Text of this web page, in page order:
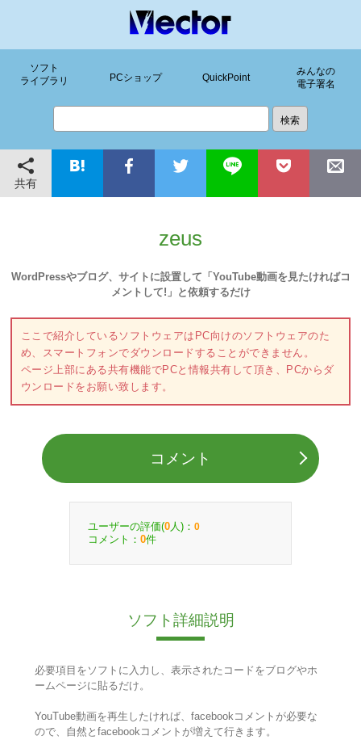
ソフト
ライブラリ
PCショップ QuickPoint
みんなの
電子署名
共有
zeus
WordPressやブログ、サイトに設置して「YouTube動画を見たければコ
メントして!」と依頼するだけ
ここで紹介しているソフトウェアはPC向けのソフトウェアのた
め、スマートフォンでダウンロードすることができません。
ページ上部にある共有機能でPCと情報共有して頂き、PCからダ
ウンロードをお願い致します。
コメント
ユーザーの評価(0 人)： 0
コメント： 0件
ソフト詳細説明
必要項目をソフトに入力し、表示されたコードをブログやホ
ームページに貼るだけ。
YouTube動画を再生したければ、facebookコメントが必要な
ので、自然とfacebookコメントが増えて行きます。